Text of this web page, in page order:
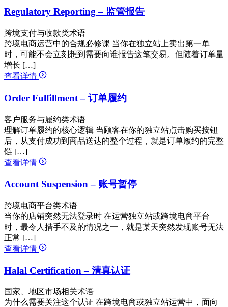
Regulatory Reporting – 监管报告
跨境支付与收款类术语
跨境电商运营中的合规必修课 当你在独立站上卖出第一单
时，可能不会立刻想到需要向谁报告这笔交易。但随着订单量
增长 […]
查看详情
Order Fulfillment – 订单履约
客户服务与履约类术语
理解订单履约的核心逻辑 当顾客在你的独立站点击购买按钮
后，从支付成功到商品送达的整个过程，就是订单履约的完整
链 […]
查看详情
Account Suspension – 账号暂停
跨境电商平台类术语
当你的店铺突然无法登录时 在运营独立站或跨境电商平台
时，最令人措手不及的情况之一，就是某天突然发现账号无法
正常 […]
查看详情
Halal Certification – 清真认证
国家、地区市场相关术语
为什么需要关注这个认证 在跨境电商或独立站运营中，面向